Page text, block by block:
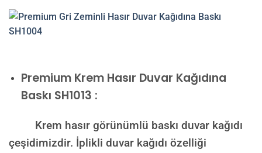
Premium Krem Hasır Duvar Kağıdına
Baskı SH1013 :
Krem hasır görünümlü baskı duvar kağıdı
çeşidimizdir. İplikli duvar kağıdı özelliği